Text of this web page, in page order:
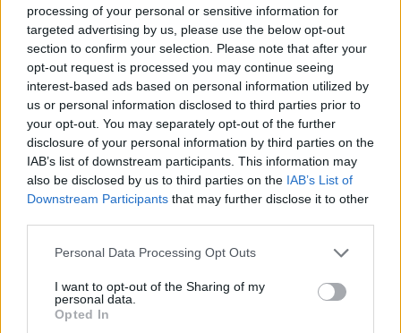
processing of your personal or sensitive information for
targeted advertising by us, please use the below opt-out
section to confirm your selection. Please note that after your
opt-out request is processed you may continue seeing
interest-based ads based on personal information utilized by
us or personal information disclosed to third parties prior to
your opt-out. You may separately opt-out of the further
disclosure of your personal information by third parties on the
IAB’s list of downstream participants. This information may
also be disclosed by us to third parties on the IAB’s List of
Downstream Participants that may further disclose it to other
Please note that this website/app uses one or more Google
not limited to your visit or usage behaviour. You may click to
grant or deny consent to Google and its third-party tags to
use your data for below specified purposes in below Google
Personal Data Processing Opt Outs
I want to opt-out of the Sharing of my
personal data.
Opted In
Continue lendo